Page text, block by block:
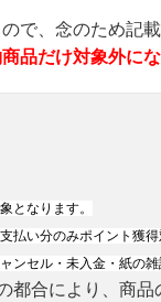
で、念のため記
品だけ対象外に
となります。
払い分のみポイント獲得
ンセル・未入金・紙の
合により、商品